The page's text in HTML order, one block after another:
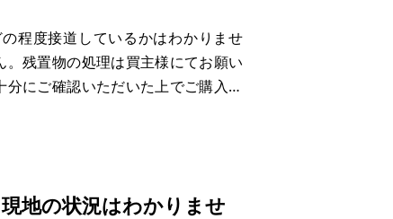
程度接道しているかはわかりませ
残置物の処理は買主様にてお願い
にご確認いただいた上でご購入下
地の状況はわかりませ